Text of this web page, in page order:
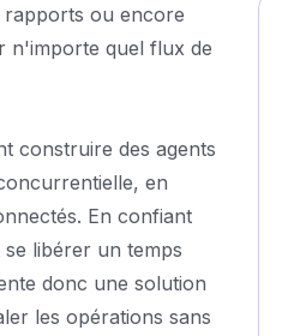
rapports ou encore
n'importe quel flux de
construire des agents
en
En confiant
libérer un temps
donc une solution
les opérations sans